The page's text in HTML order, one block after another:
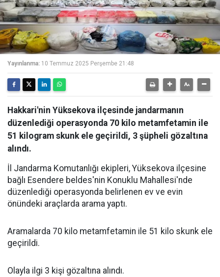
Yayınlanma: 10 Temmuz 2025 Perşembe 21:48
Hakkari'nin Yüksekova ilçesinde jandarmanın
düzenlediği operasyonda 70 kilo metamfetamin ile
51 kilogram skunk ele geçirildi, 3 şüpheli gözaltına
alındı.
İl Jandarma Komutanlığı ekipleri, Yüksekova ilçesine
bağlı Esendere beldes'nin Konuklu Mahallesi'nde
düzenlediği operasyonda belirlenen ev ve evin
önündeki araçlarda arama yaptı.
Aramalarda 70 kilo metamfetamin ile 51 kilo skunk ele
geçirildi.
Olayla ilgi 3 kişi gözaltına alındı.